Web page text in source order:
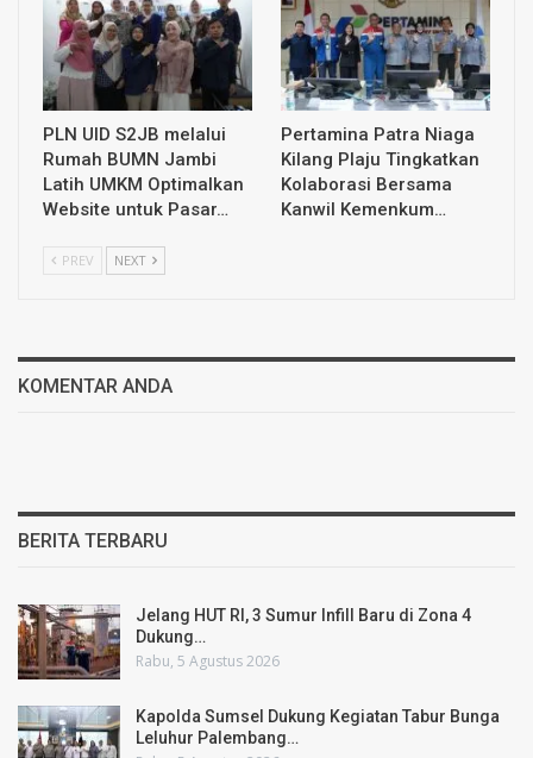
PLN UID S2JB melalui
Rumah BUMN Jambi
Latih UMKM Optimalkan
Website untuk Pasar…
Pertamina Patra Niaga
Kilang Plaju Tingkatkan
Kolaborasi Bersama
Kanwil Kemenkum…
PREV NEXT
KOMENTAR ANDA
BERITA TERBARU
Jelang HUT RI, 3 Sumur Infill Baru di Zona 4
Dukung…
Rabu, 5 Agustus 2026
Kapolda Sumsel Dukung Kegiatan Tabur Bunga
Leluhur Palembang…